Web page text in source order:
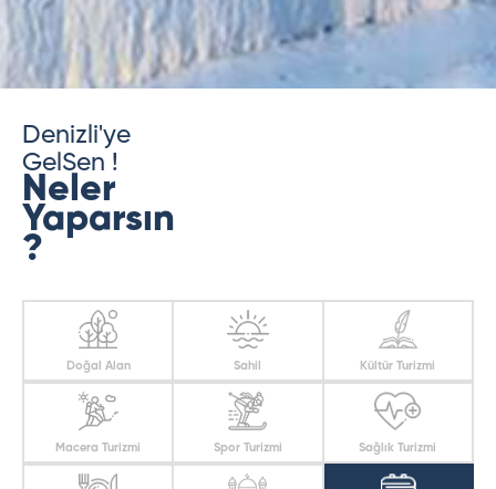
Denizli'ye
GelSen !
Neler
Yaparsın
?
Doğal Alan Sahil Kültür Turizmi
Macera Turizmi Spor Turizmi Sağlık Turizmi